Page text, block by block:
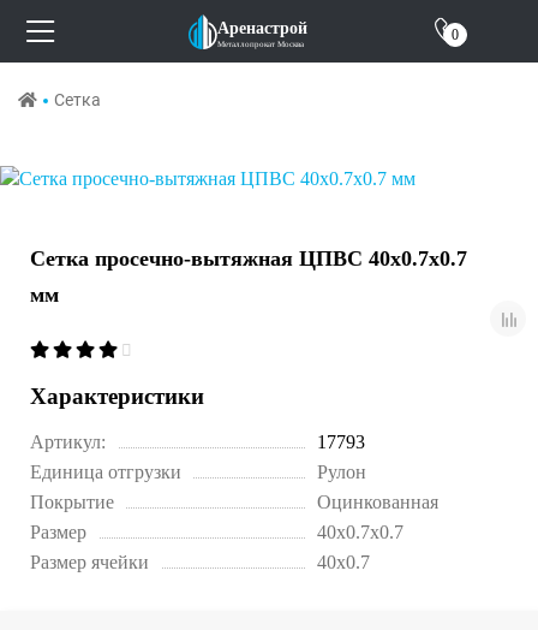
О компании
Аренастрой
Металлопрокат Москва
0
Сетка
Сетка просечно-вытяжная ЦПВС 40х0.7х0.7
мм
Характеристики
Артикул:
17793
Единица отгрузки
Рулон
Покрытие
Оцинкованная
Размер
40x0.7x0.7
Размер ячейки
40х0.7